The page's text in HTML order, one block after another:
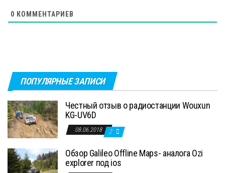
0 КОММЕНТАРИЕВ
ПОПУЛЯРНЫЕ ЗАПИСИ
Честный отзыв о радиостанции Wouxun
KG-UV6D
08.06.2018 2
Обзор Galileo Offline Maps- аналога Ozi
explorer под ios